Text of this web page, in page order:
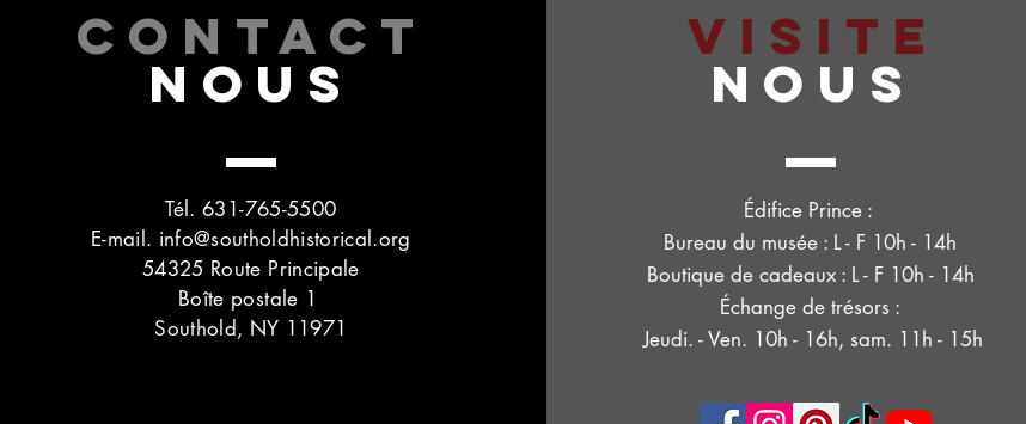
CONTACT
NOUS
Tél. 631-765-5500
E-mail. info@southoldhistorical.org
54325 Route Principale
Boîte postale 1
Southold, NY 11971
VISITE
NOUS
Édifice Prince :
Bureau du musée : L - F 10h - 14h
Boutique de cadeaux : L - F 10h - 14h
Échange de trésors :
Jeudi. - Ven. 10h - 16h, sam. 11h - 15h